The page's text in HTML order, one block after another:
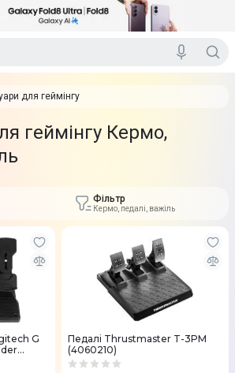
для геймінгу
геймінгу Кермо,
Фільтр
Кермо, педалі, важіль
G
Педалі Thrustmaster T-3PM
(4060210)